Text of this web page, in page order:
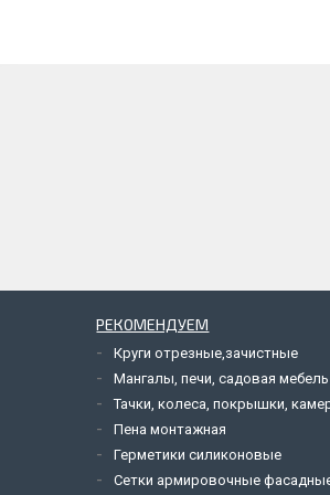
РЕКОМЕНДУЕМ
Круги отрезные,зачистные
Мангалы, печи, садовая мебель
Тачки, колеса, покрышки,
Пена монтажная
Герметики силиконовые
Сетки армировочные